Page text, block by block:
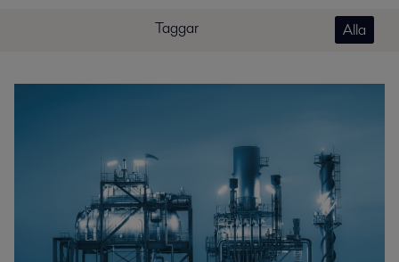
Taggar Alla